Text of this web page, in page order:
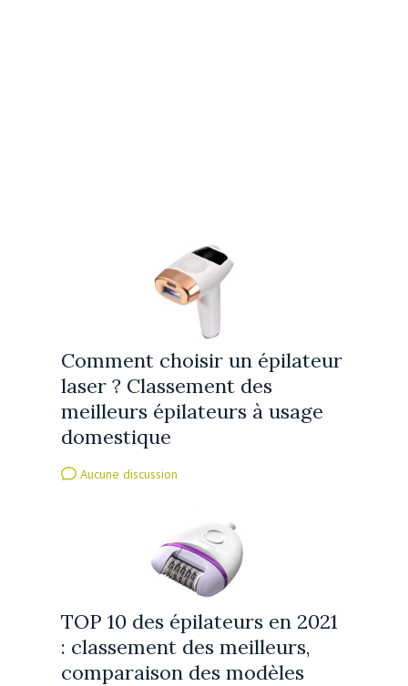
Comment choisir un épilateur
laser ? Classement des
meilleurs épilateurs à usage
domestique
Aucune discussion
TOP 10 des épilateurs en 2021
: classement des meilleurs,
comparaison des modèles